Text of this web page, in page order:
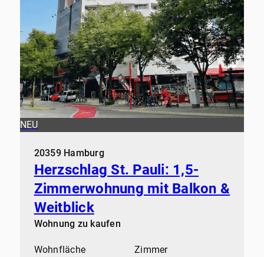
NEU
20359 Hamburg
Herzschlag St. Pauli: 1,5-
Zimmerwohnung mit Balkon &
Weitblick
Wohnung zu kaufen
Wohnfläche Zimmer